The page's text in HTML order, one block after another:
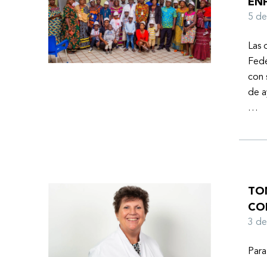
Ayuda Humanitaria de la Federación Mundial de
Hemofilia (FMH) cuando Fendi encontró la
esperanza de una vida mejor.
5
Las
con
de
…
3